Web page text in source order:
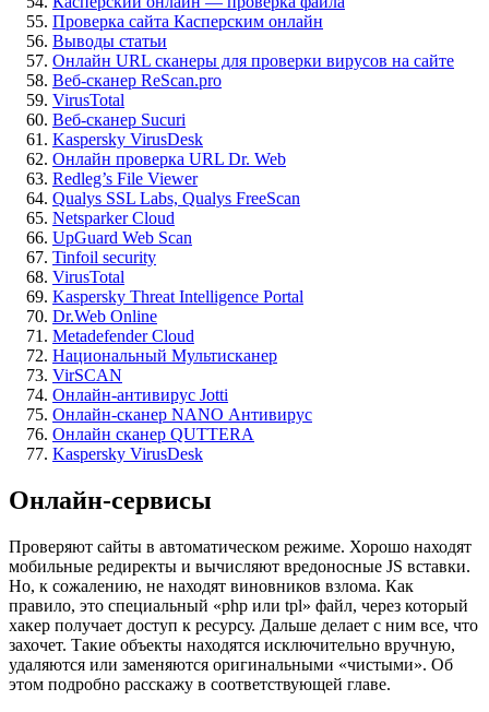
Проверка сайта Касперским онлайн
Выводы статьи
Онлайн URL сканеры для проверки вирусов на сайте
Веб-сканер ReScan.pro
VirusTotal
Веб-сканер Sucuri
Kaspersky VirusDesk
Онлайн проверка URL Dr. Web
Redleg’s File Viewer
Qualys SSL Labs, Qualys FreeScan
Netsparker Cloud
UpGuard Web Scan
Tinfoil security
VirusTotal
Kaspersky Threat Intelligence Portal
Dr.Web Online
Metadefender Cloud
Национальный Мультисканер
VirSCAN
Онлайн-антивирус Jotti
Онлайн-сканер NANO Антивирус
Онлайн сканер QUTTERA
Kaspersky VirusDesk
Онлайн-сервисы
Проверяют сайты в автоматическом режиме. Хорошо находят
мобильные редиректы и вычисляют вредоносные JS вставки.
Но, к сожалению, не находят виновников взлома. Как
правило, это специальный «php или tpl» файл, через который
хакер получает доступ к ресурсу. Дальше делает с ним все, что
захочет. Такие объекты находятся исключительно вручную,
удаляются или заменяются оригинальными «чистыми». Об
этом подробно расскажу в соответствующей главе.